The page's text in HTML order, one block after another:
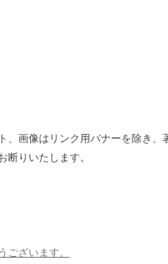
、画像はリンク用バナーを除き、
断りいたします。
ございます。